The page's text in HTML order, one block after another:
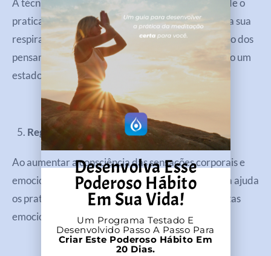
A técnica promove um estado de mindfulness, onde o
praticante se concentra no momento presente e na sua
respiração. Dessa maneira, pode desviar a atenção dos
pensamentos ansiosos e estressantes, promovendo um
estado de calma mental.
Regulação emocional
Ao aumentar a consciência das sensações corporais e
emocionais, a Respiração Consciente e Conectada ajuda
os praticantes a reconhecer e regular suas respostas
emocionais de forma mais eficaz.
Desenvolva Esse
Poderoso Hábito
Em Sua Vida!
Um Programa Testado E
Desenvolvido Passo A Passo Para
Criar Este Poderoso Hábito Em
20 Dias.